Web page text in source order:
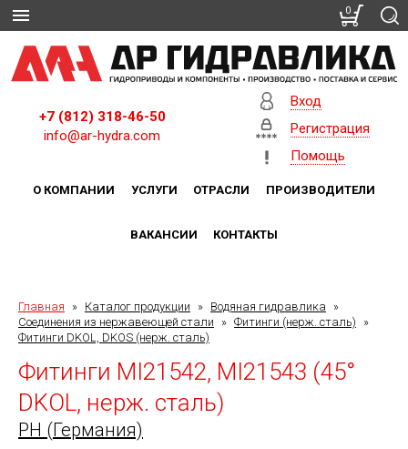
+7 (812) 318-46-50
info@ar-hydra.com
Вход
Регистрация
Помощь
О КОМПАНИИ УСЛУГИ ОТРАСЛИ ПРОИЗВОДИТЕЛИ
ВАКАНСИИ КОНТАКТЫ
Главная » Каталог продукции » Водяная гидравлика
»
Соединения из нержавеющей стали
» Фитинги (нерж. сталь)
»
Фитинги DKOL, DKOS (нерж. сталь)
Фитинги MI21542, MI21543 (45°
DKOL, нерж. сталь)
PH (Германия)
0